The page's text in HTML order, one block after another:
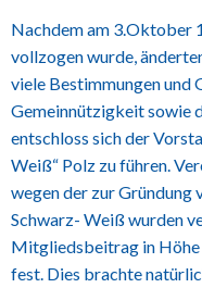
Nachdem am 3.Oktober
vollzogen wurde,
viele Bestimmungen und
Gemeinnützigkeit sowie
entschloss sich der
Weiß“ Polz zu führen.
wegen der zur Gründung
Schwarz- Weiß wurden
Mitgliedsbeitrag in Höhe
fest. Dies brachte